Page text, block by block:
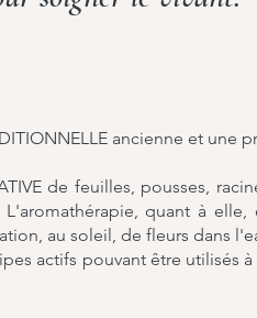
ancienne et une
de feuilles, pousses,
quant à
au soleil, de fleurs dans
actifs pouvant être utilisés